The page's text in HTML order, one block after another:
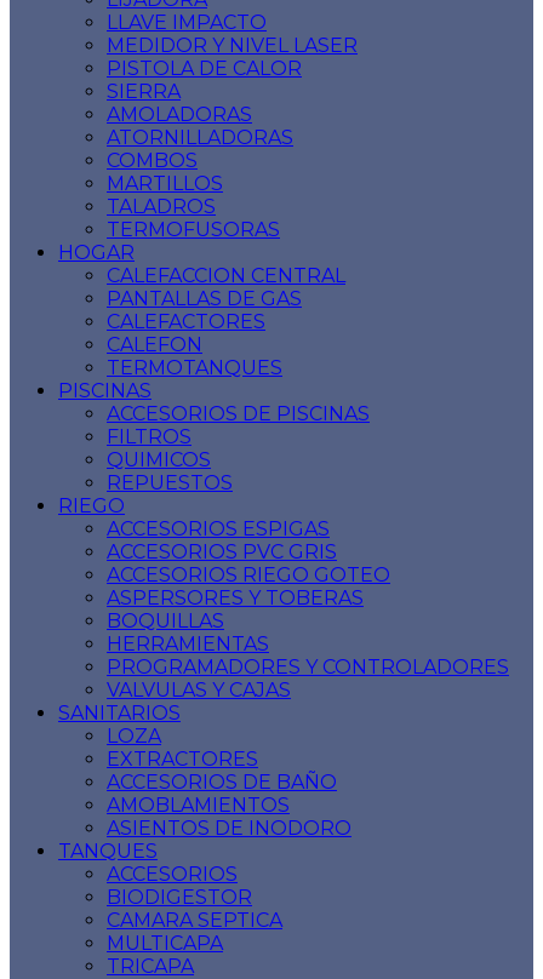
LLAVE IMPACTO
MEDIDOR Y NIVEL LASER
PISTOLA DE CALOR
SIERRA
AMOLADORAS
ATORNILLADORAS
COMBOS
MARTILLOS
TALADROS
TERMOFUSORAS
HOGAR
CALEFACCION CENTRAL
PANTALLAS DE GAS
CALEFACTORES
CALEFON
TERMOTANQUES
PISCINAS
ACCESORIOS DE PISCINAS
FILTROS
QUIMICOS
REPUESTOS
RIEGO
ACCESORIOS ESPIGAS
ACCESORIOS PVC GRIS
ACCESORIOS RIEGO GOTEO
ASPERSORES Y TOBERAS
BOQUILLAS
HERRAMIENTAS
PROGRAMADORES Y CONTROLADORES
VALVULAS Y CAJAS
SANITARIOS
LOZA
EXTRACTORES
ACCESORIOS DE BAÑO
AMOBLAMIENTOS
ASIENTOS DE INODORO
TANQUES
ACCESORIOS
BIODIGESTOR
CAMARA SEPTICA
MULTICAPA
TRICAPA